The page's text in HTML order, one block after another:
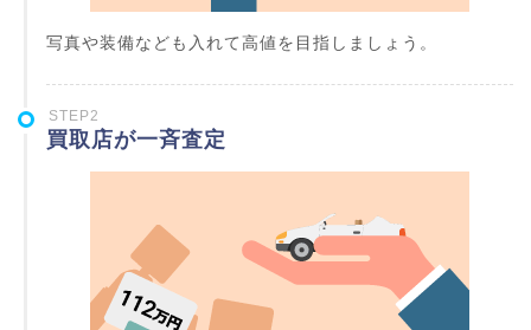
写真や装備なども入れて高値を目指しましょう。
STEP2
買取店が一斉査定